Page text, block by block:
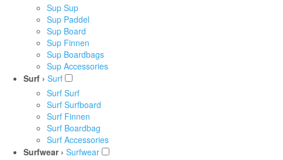
Sup Sup
Sup Paddel
Sup Board
Sup Finnen
Sup Boardbags
Sup Accessories
Surf › Surf
Surf Surf
Surf Surfboard
Surf Finnen
Surf Boardbag
Surf Accessories
Surfwear › Surfwear